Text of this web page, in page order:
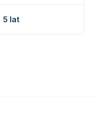
5 lat